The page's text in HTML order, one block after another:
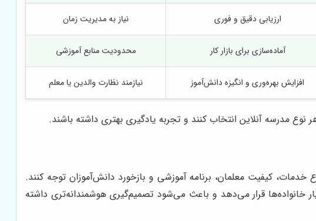
ارزیابی دقیق و فوری نیاز به مدیریت زمان
آماده‌سازی برای بازار کار محدودیت منابع آموزشی
افزایش بهره‌وری و انگیزه دانش‌آموز نیازمند نظارت والدین یا معلم
مدرسه آنلاین انتخاب کنند و تجربه یادگیری بهتری داشته باشند.
کیفیت معلمان، برنامه آموزشی و بازخورد دانش‌آموزان توجه کنند.
خانواده‌ها قرار می‌دهد و باعث می‌شود تصمیم‌گیری هوشمندانه‌تری داشته